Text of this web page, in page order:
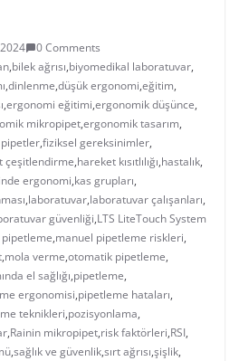
0 Comments
,bilek ağrısı,biyomedikal laboratuvar,
,dinlenme,düşük ergonomi,eğitim,
,ergonomi eğitimi,ergonomik düşünce,
mikropipet,ergonomik tasarım,
,fiziksel gereksinimler,
çeşitlendirme,hareket kısıtlılığı,hastalık,
ergonomi,kas grupları,
,laboratuvar,laboratuvar çalışanları,
güvenliği,LTS LiteTouch System
,manuel pipetleme riskleri,
,mola verme,otomatik pipetleme,
el sağlığı,pipetleme,
ergonomisi,pipetleme hataları,
teknikleri,pozisyonlama,
,Rainin mikropipet,risk faktörleri,RSI,
,sağlık ve güvenlik,sırt ağrısı,şişlik,